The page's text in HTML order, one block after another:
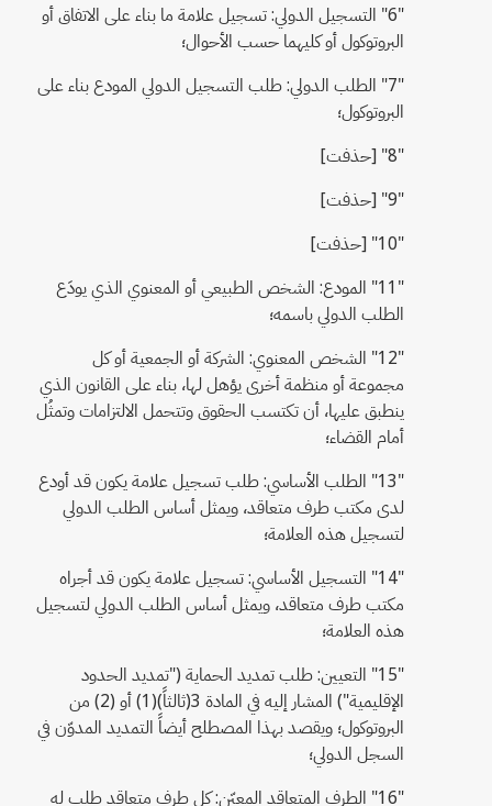
"6" التسجيل الدولي: تسجيل علامة ما بناء على الاتفاق أو
البروتوكول أو كليهما حسب الأحوال؛
"7" الطلب الدولي: طلب التسجيل الدولي المودع بناء على
البروتوكول؛
"8" [حذفت]
"9" [حذفت]
"10" [حذفت]
"11" المودع: الشخص الطبيعي أو المعنوي الذي يودَع
الطلب الدولي باسمه؛
"12" الشخص المعنوي: الشركة أو الجمعية أو كل
مجموعة أو منظمة أخرى يؤهل لها، بناء على القانون الذي
ينطبق عليها، أن تكتسب الحقوق وتتحمل الالتزامات وتمثُل
أمام القضاء؛
"13" الطلب الأساسي: طلب تسجيل علامة يكون قد أودع
لدى مكتب طرف متعاقد، ويمثل أساس الطلب الدولي
لتسجيل هذه العلامة؛
"14" التسجيل الأساسي: تسجيل علامة يكون قد أجراه
مكتب طرف متعاقد، ويمثل أساس الطلب الدولي لتسجيل
هذه العلامة؛
"15" التعيين: طلب تمديد الحماية ("تمديد الحدود
الإقليمية") المشار إليه في المادة 3(ثالثاً)(1) أو (2) من
البروتوكول؛ ويقصد بهذا المصطلح أيضاً التمديد المدوّن في
السجل الدولي؛
"16" الطرف المتعاقد المعيّن: كل طرف متعاقد طلب له